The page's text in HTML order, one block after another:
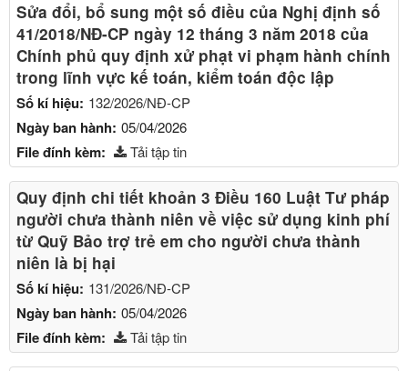
Sửa đổi, bổ sung một số điều của Nghị định số
41/2018/NĐ-CP ngày 12 tháng 3 năm 2018 của
Chính phủ quy định xử phạt vi phạm hành chính
trong lĩnh vực kế toán, kiểm toán độc lập
Số kí hiệu: 132/2026/NĐ-CP
Ngày ban hành: 05/04/2026
File đính kèm: Tải tập tin
Quy định chi tiết khoản 3 Điều 160 Luật Tư pháp
người chưa thành niên về việc sử dụng kinh phí
từ Quỹ Bảo trợ trẻ em cho người chưa thành
niên là bị hại
Số kí hiệu: 131/2026/NĐ-CP
Ngày ban hành: 05/04/2026
File đính kèm: Tải tập tin